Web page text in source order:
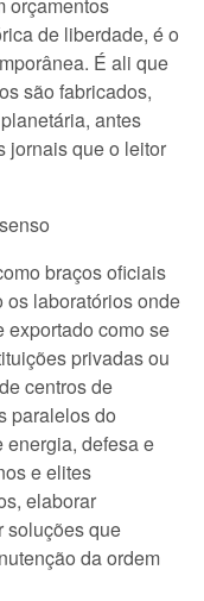
de liberdade, é o
É ali que
são fabricados,
antes
jornais que o leitor
braços oficiais
os laboratórios onde
exportado como se
privadas ou
centros de
paralelos do
energia, defesa e
e elites
elaborar
soluções que
da ordem